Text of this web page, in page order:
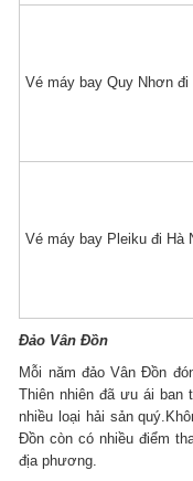
Vé máy bay Quy Nhơn đi
Vé máy bay Pleiku đi Hà
Đảo Vân Đồn
Mỗi năm đảo Vân Đồn
Thiên nhiên đã ưu ái ban
nhiều loại hải sản
Đồn còn có nhiều điểm
địa phương.